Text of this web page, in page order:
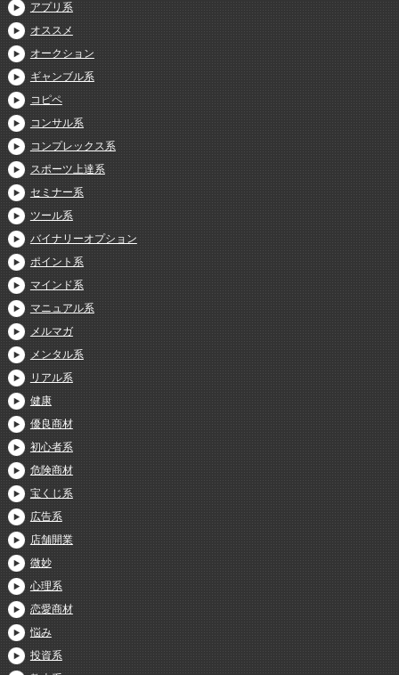
アプリ系
オススメ
オークション
ギャンブル系
コピペ
コンサル系
コンプレックス系
スポーツ上達系
セミナー系
ツール系
バイナリーオプション
ポイント系
マインド系
マニュアル系
メルマガ
メンタル系
リアル系
健康
優良商材
初心者系
危険商材
宝くじ系
広告系
店舗開業
微妙
心理系
恋愛商材
悩み
投資系